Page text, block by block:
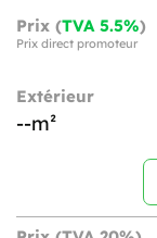
Prix (TVA 5.5%)
Prix direct promoteur
Extérieur
--m²